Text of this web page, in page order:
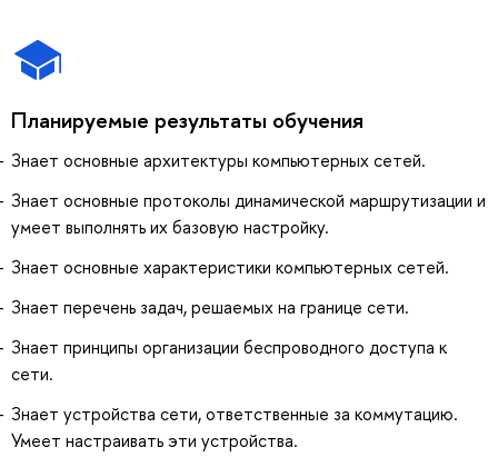
Планируемые результаты обучения
Знает основные архитектуры компьютерных сетей.
Знает основные протоколы динамической маршрутизации и
умеет выполнять их базовую настройку.
Знает основные характеристики компьютерных сетей.
Знает перечень задач, решаемых на границе сети.
Знает принципы организации беспроводного доступа к
сети.
Знает устройства сети, ответственные за коммутацию.
Умеет настраивать эти устройства.